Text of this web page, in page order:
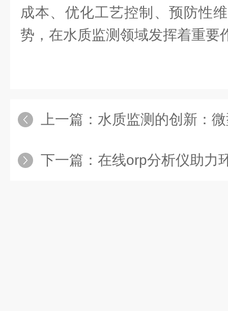
成本、优化工艺控制、预防性
势，在水质监测领域发挥着重要
上一篇： 水质监测的创新：微型
下一篇： 在线orp分析仪助力